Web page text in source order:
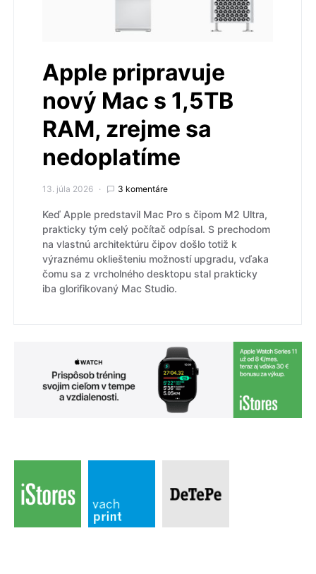
Apple pripravuje
nový Mac s 1,5TB
RAM, zrejme sa
nedoplatíme
13. júla 2026 3 komentáre
Keď Apple predstavil Mac Pro s čipom M2 Ultra,
prakticky tým celý počítač odpísal. S prechodom
na vlastnú architektúru čipov došlo totiž k
výraznému okliešteniu možností upgradu, vďaka
čomu sa z vrcholného desktopu stal prakticky
iba glorifikovaný Mac Studio.